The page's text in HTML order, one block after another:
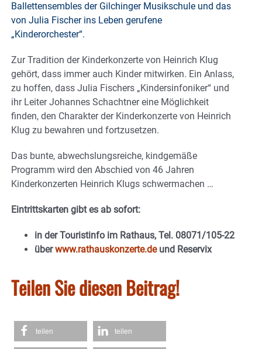
Ballettensembles der Gilchinger Musikschule und das
von Julia Fischer ins Leben gerufene
„Kinderorchester“.
Zur Tradition der Kinderkonzerte von Heinrich Klug
gehört, dass immer auch Kinder mitwirken. Ein Anlass,
zu hoffen, dass Julia Fischers „Kindersinfoniker“ und
ihr Leiter Johannes Schachtner eine Möglichkeit
finden, den Charakter der Kinderkonzerte von Heinrich
Klug zu bewahren und fortzusetzen.
Das bunte, abwechslungsreiche, kindgemäße
Programm wird den Abschied von 46 Jahren
Kinderkonzerten Heinrich Klugs schwermachen …
Eintrittskarten gibt es ab sofort:
in der Touristinfo im Rathaus, Tel. 08071/105-22
überwww.rathauskonzerte.deund Reservix
Teilen Sie diesen Beitrag!
teilen teilen